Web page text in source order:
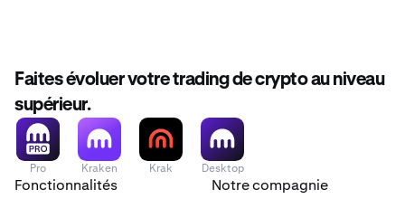
Faites évoluer votre trading de crypto au niveau
supérieur.
Pro Kraken Krak Desktop
Fonctionnalités Notre compagnie